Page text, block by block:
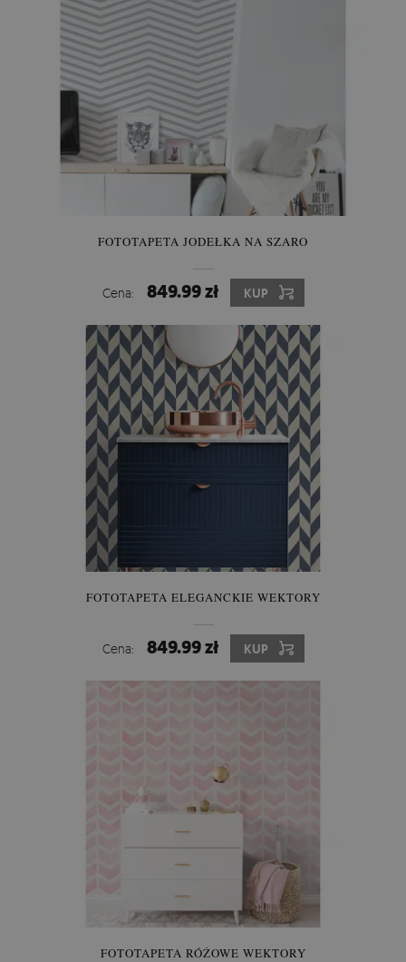
FOTOTAPETA JODEŁKA NA SZARO
Cena: 849.99 zł KUP
FOTOTAPETA ELEGANCKIE WEKTORY
Cena: 849.99 zł KUP
FOTOTAPETA RÓŻOWE WEKTORY